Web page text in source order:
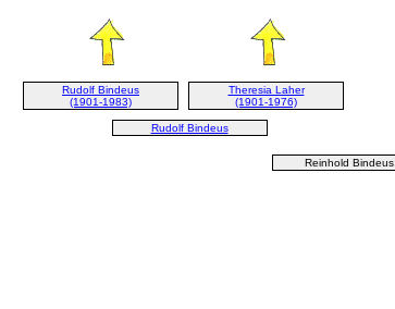
Rudolf Bindeus
(1901-1983)
Theresia Laher
(1901-1976)
Rudolf Bindeus
Reinhold Bindeus